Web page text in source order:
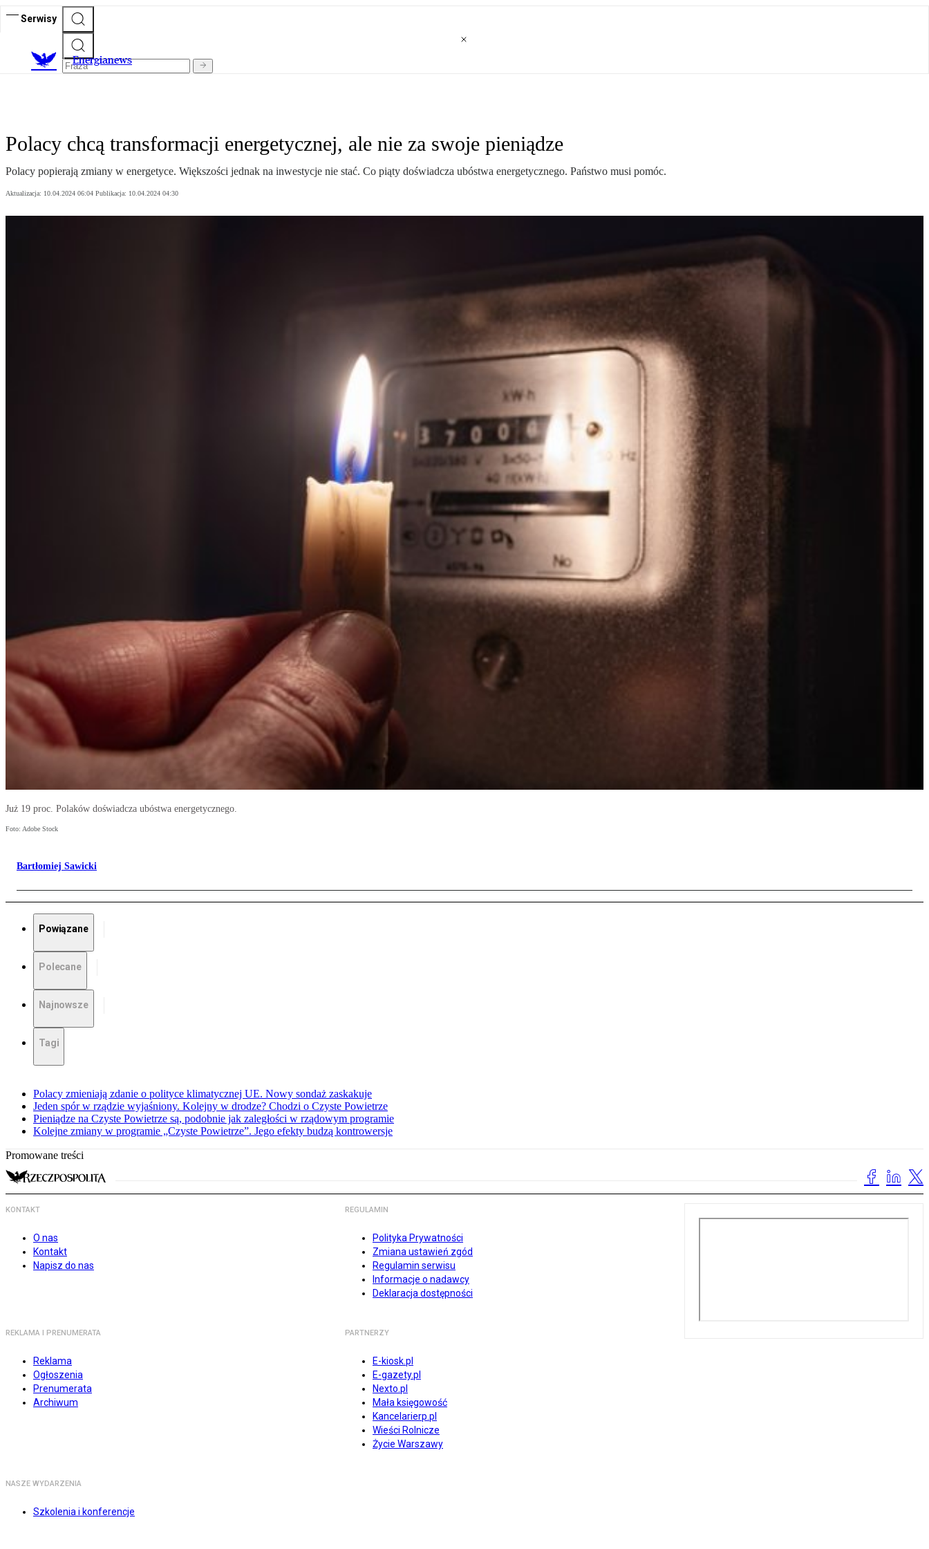
Serwisy
Energianews
Polacy chcą transformacji energetycznej, ale nie za swoje pieniądze
Polacy popierają zmiany w energetyce. Większości jednak na inwestycje nie stać. Co piąty doświadcza ubóstwa energetycznego. Państwo musi pomóc.
Aktualizacja: 10.04.2024 06:04 Publikacja: 10.04.2024 04:30
Już 19 proc. Polaków doświadcza ubóstwa energetycznego.
Foto: Adobe Stock
Bartłomiej Sawicki
Powiązane
Polecane
Najnowsze
Tagi
Polacy zmieniają zdanie o polityce klimatycznej UE. Nowy sondaż zaskakuje
Jeden spór w rządzie wyjaśniony. Kolejny w drodze? Chodzi o Czyste Powietrze
Pieniądze na Czyste Powietrze są, podobnie jak zaległości w rządowym programie
Kolejne zmiany w programie „Czyste Powietrze”. Jego efekty budzą kontrowersje
Promowane treści
KONTAKT
O nas
Kontakt
Napisz do nas
REGULAMIN
Polityka Prywatności
Zmiana ustawień zgód
Regulamin serwisu
Informacje o nadawcy
Deklaracja dostępności
REKLAMA I PRENUMERATA
Reklama
Ogłoszenia
Prenumerata
Archiwum
PARTNERZY
E-kiosk.pl
E-gazety.pl
Nexto.pl
Mała księgowość
Kancelarierp.pl
Wieści Rolnicze
Życie Warszawy
NASZE WYDARZENIA
Szkolenia i konferencje